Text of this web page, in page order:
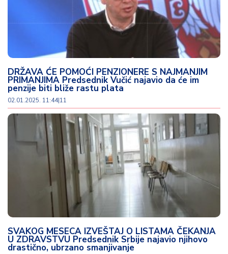
DRŽAVA ĆE POMOĆI PENZIONERE S NAJMANJIM
PRIMANJIMA Predsednik Vučić najavio da će im
penzije biti bliže rastu plata
02.01.2025. 11:44|11
SVAKOG MESECA IZVEŠTAJ O LISTAMA ČEKANJA
U ZDRAVSTVU Predsednik Srbije najavio njihovo
drastično, ubrzano smanjivanje